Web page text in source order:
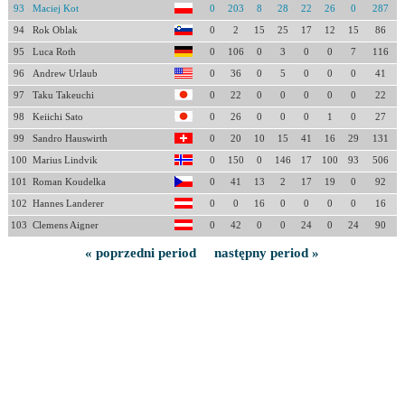
93 Maciej Kot 0 203 8 28 22 26 0 287
94 Rok Oblak 0 2 15 25 17 12 15 86
95 Luca Roth 0 106 0 3 0 0 7 116
96 Andrew Urlaub 0 36 0 5 0 0 0 41
97 Taku Takeuchi 0 22 0 0 0 0 0 22
98 Keiichi Sato 0 26 0 0 0 1 0 27
99 Sandro Hauswirth 0 20 10 15 41 16 29 131
100 Marius Lindvik 0 150 0 146 17 100 93 506
101 Roman Koudelka 0 41 13 2 17 19 0 92
102 Hannes Landerer 0 0 16 0 0 0 0 16
103 Clemens Aigner 0 42 0 0 24 0 24 90
« poprzedni period następny period »